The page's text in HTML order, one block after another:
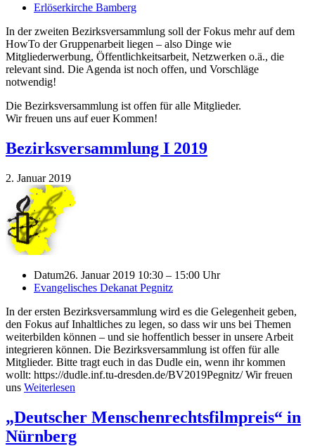
Erlöserkirche Bamberg
In der zweiten Bezirksversammlung soll der Fokus mehr auf dem
HowTo der Gruppenarbeit liegen – also Dinge wie
Mitgliederwerbung, Öffentlichkeitsarbeit, Netzwerken o.ä., die
relevant sind. Die Agenda ist noch offen, und Vorschläge
notwendig!
Die Bezirksversammlung ist offen für alle Mitglieder.
Wir freuen uns auf euer Kommen!
Bezirksversammlung I 2019
2. Januar 2019
Datum26. Januar 2019 10:30 – 15:00 Uhr
Evangelisches Dekanat Pegnitz
In der ersten Bezirksversammlung wird es die Gelegenheit geben,
den Fokus auf Inhaltliches zu legen, so dass wir uns bei Themen
weiterbilden können – und sie hoffentlich besser in unsere Arbeit
integrieren können. Die Bezirksversammlung ist offen für alle
Mitglieder. Bitte tragt euch in das Dudle ein, wenn ihr kommen
wollt: https://dudle.inf.tu-dresden.de/BV2019Pegnitz/ Wir freuen
uns Weiterlesen
„Deutscher Menschenrechtsfilmpreis“ in
Nürnberg